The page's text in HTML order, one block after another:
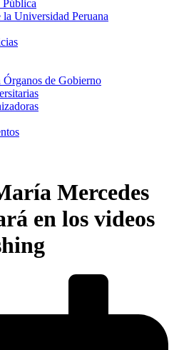
Universidad Peruana
de Gobierno
Mercedes
en los videos